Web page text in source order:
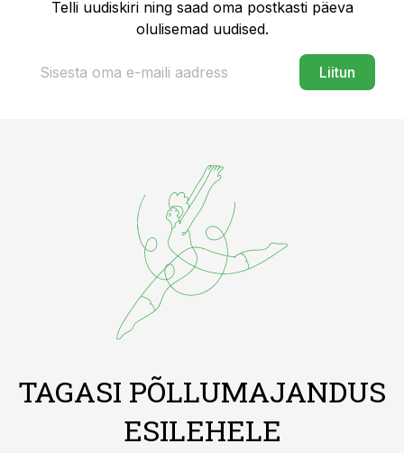
Telli uudiskiri ning saad oma postkasti päeva
olulisemad uudised.
Liitun
TAGASI PÕLLUMAJANDUS
ESILEHELE